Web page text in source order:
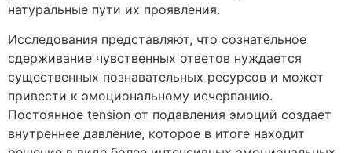
натуральные пути их проявления.
Исследования представляют, что сознательное
сдерживание чувственных ответов нуждается
существенных познавательных ресурсов и может
привести к эмоциональному исчерпанию.
Постоянное tension от подавления эмоций создает
внутреннее давление, которое в итоге находит